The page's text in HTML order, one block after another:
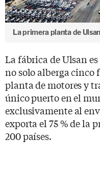
La primera planta de
La fábrica de Ulsan
no solo alberga cinco
planta de motores y
único puerto en el
exclusivamente al
exporta el 75 % de la
200 países.